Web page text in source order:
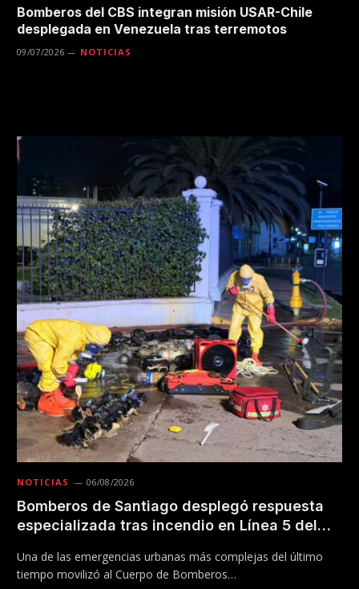
Bomberos del CBS integran misión USAR-Chile
desplegada en Venezuela tras terremotos
09/07/2026 NOTICIAS
NOTICIAS 06/08/2026
Bomberos de Santiago desplegó respuesta
especializada tras incendio en Línea 5 del
Una de las emergencias urbanas más complejas del último
tiempo movilizó al Cuerpo de Bomberos…